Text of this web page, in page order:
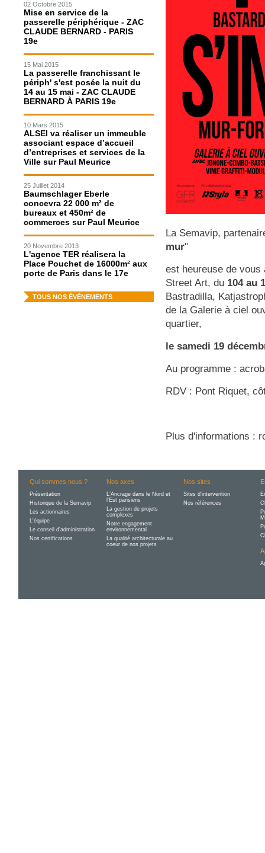
02 Octobre 2015
Mise en service de la
passerelle périphérique - ZAC
CLAUDE BERNARD - PARIS
19e
15 Mai 2015
La passerelle franchissant le
périph' s'est posée la nuit du
14 au 15 mai - ZAC CLAUDE
BERNARD À PARIS 19e
10 Mars 2015
ALSEI va réaliser un immeuble
associant espace d’accueil
d’entreprises et services de la
Ville sur Paul Meurice
25 Juillet 2014
Baumschlager Eberle
concevra 22 000 m² de
bureaux et 450m² de
commerces sur Paul Meurice
20 Novembre 2013
L'agence TER réalisera la
Place Pouchet de 16000m² aux
porte de Paris dans le 17e
TOUS NOS ÉVÉNEMENTS
La Semavip,
mur"
est heureuse de vous
Street Art, du 104 au
Bastradilla,
de la Galerie à ciel
quartier,
le samedi 19
Au programme :
RDV : Pont Riquet,
Plus d'informations :
Qui sommes nous ?
Présentation
Historique de la Semavip
Les actionnaires
L'équipe
Le conseil d’administration
Nos certifications
Nos axes
L’Ancrage dans le Nord et
l’Est parisiens
La gestion de projets
complexes
Notre engagement
environnemental
La qualité architecturale au
coeur de nos projets
Nos sites
Sites d'intervention
Nos références